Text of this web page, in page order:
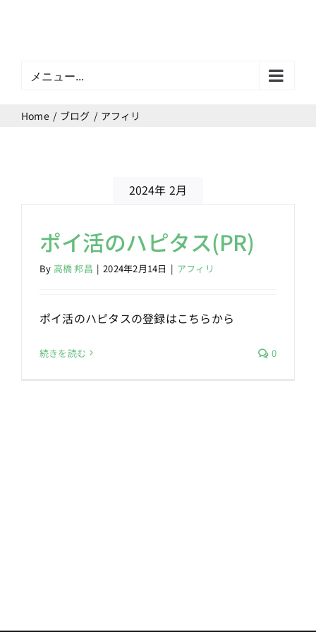
メニュー...
Home ブログ アフィリ
2024年 2月
ポイ活のハピタス(PR)
By 高橋 邦昌 | 2024年2月14日 | アフィリ
ポイ活のハピタスの登録はこちらから
続きを読む 0